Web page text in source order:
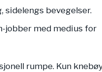
sidelengs bevegelser.
jobber med medius for
rumpe. Kun